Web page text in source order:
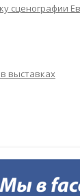
сценографии
выставках